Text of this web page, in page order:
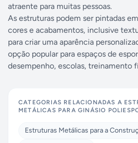
atraente para muitas pessoas.
As estruturas podem ser pintadas
cores e acabamentos, inclusive
para criar uma aparência
opção popular para espaços de
desempenho, escolas, treinamento
CATEGORIAS RELACIONADAS A
METÁLICAS PARA GINÁSIO
Estruturas Metálicas para a